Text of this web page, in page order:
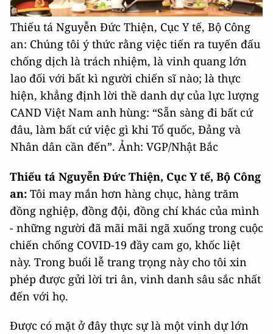
Thiếu tá Nguyễn Đức Thiện, Cục Y tế, Bộ Công
an: Chúng tôi ý thức rằng việc tiến ra tuyến đấu
chống dịch là trách nhiệm, là vinh quang lớn
lao đối với bất kì người chiến sĩ nào; là thực
hiện, khẳng định lời thề danh dự của lực lượng
CAND Việt Nam anh hùng: “Sẵn sàng đi bất cứ
đâu, làm bất cứ việc gì khi Tổ quốc, Đảng và
Nhân dân cần đến”. Ảnh: VGP/Nhật Bắc
Thiếu tá Nguyễn Đức Thiện, Cục Y tế, Bộ Công
an: Tôi may mắn hơn hàng chục, hàng trăm
đồng nghiệp, đồng đội, đồng chí khác của mình
- những người đã mãi mãi ngã xuống trong cuộc
chiến chống COVID-19 đầy cam go, khốc liệt
này. Trong buổi lễ trang trọng này cho tôi xin
phép được gửi lời tri ân, vinh danh sâu sắc nhất
đến với họ.
Được có mặt ở đây thực sự là một vinh dự lớn